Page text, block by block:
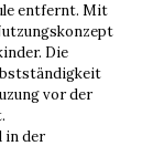
entfernt. Mit
Die
vor der
in der